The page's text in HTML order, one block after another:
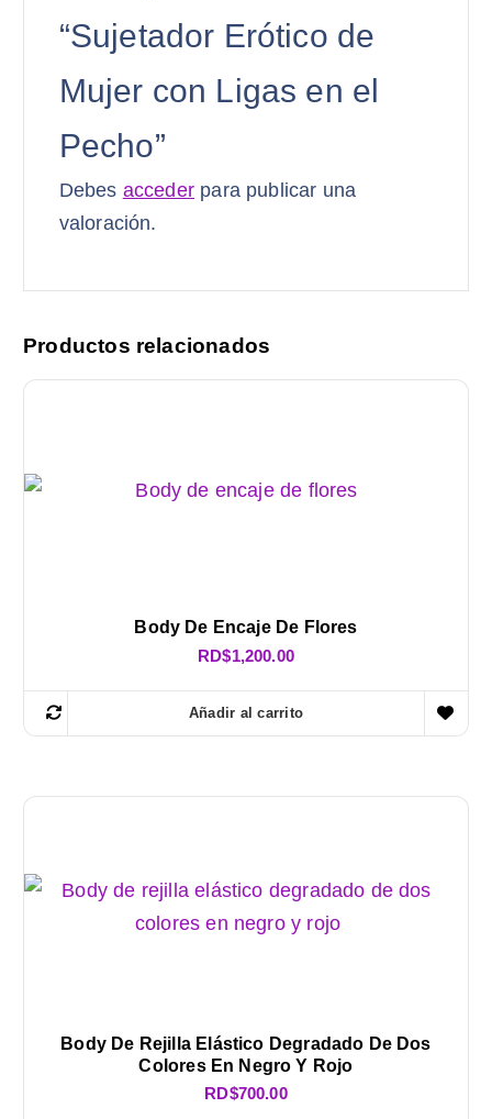
“Sujetador Erótico de
Mujer con Ligas en el
Pecho”
Debes accederpara publicar una
valoración.
Productos relacionados
Body De Encaje De Flores
RD$1,200.00
Añadir al carrito
Body De Rejilla Elástico Degradado De Dos
Colores En Negro Y Rojo
RD$700.00